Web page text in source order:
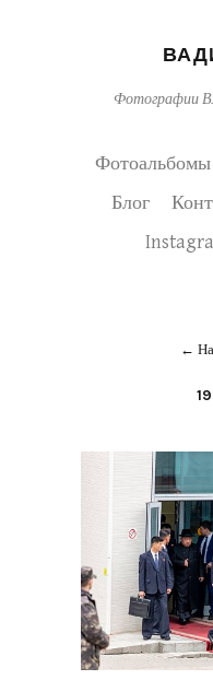
Фотографии
Фотоальбомы
Блог